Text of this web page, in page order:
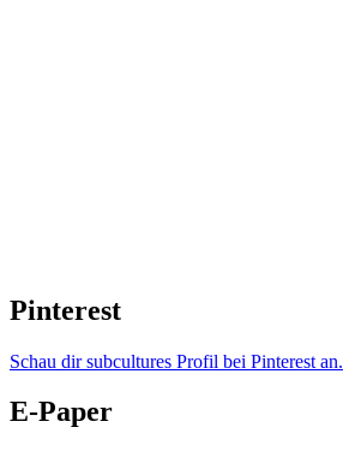
Pinterest
Schau dir subcultures Profil bei Pinterest an.
E-Paper